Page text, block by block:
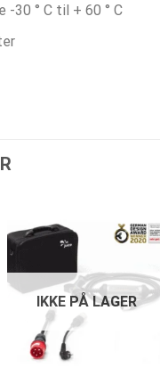
30 ° C til + 60 ° C
IKKE PÅ LAGER